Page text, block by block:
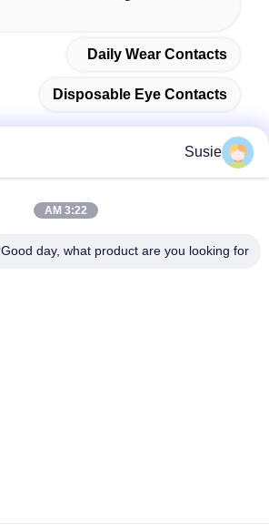
Daily Wear Contacts
Disposable Eye Contacts
العنوان
Susie
3:22 AM
Good day, what product are you looking for?